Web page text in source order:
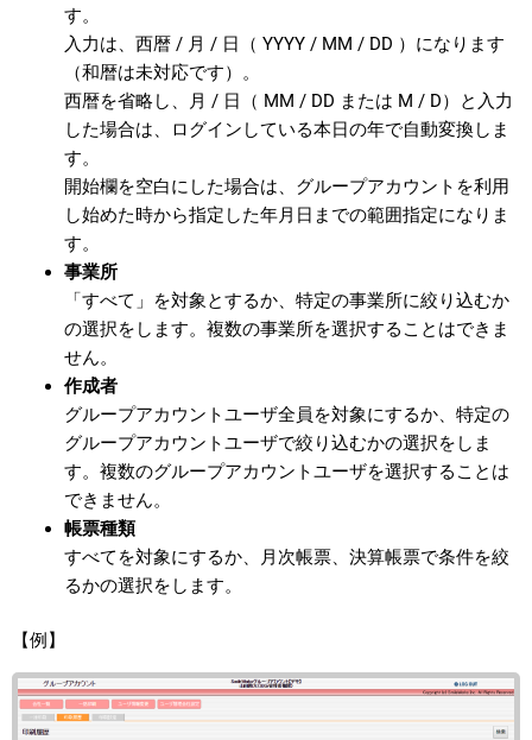
す。
入力は、西暦 / 月 / 日（ YYYY / MM / DD ）になります
（和暦は未対応です）。
西暦を省略し、月 / 日（ MM / DD または M / D）と入力
した場合は、ログインしている本日の年で自動変換しま
す。
開始欄を空白にした場合は、グループアカウントを利用
し始めた時から指定した年月日までの範囲指定になりま
す。
事業所
「すべて」を対象とするか、特定の事業所に絞り込むか
の選択をします。複数の事業所を選択することはできま
せん。
作成者
グループアカウントユーザ全員を対象にするか、特定の
グループアカウントユーザで絞り込むかの選択をしま
す。複数のグループアカウントユーザを選択することは
できません。
帳票種類
すべてを対象にするか、月次帳票、決算帳票で条件を絞
るかの選択をします。
【例】